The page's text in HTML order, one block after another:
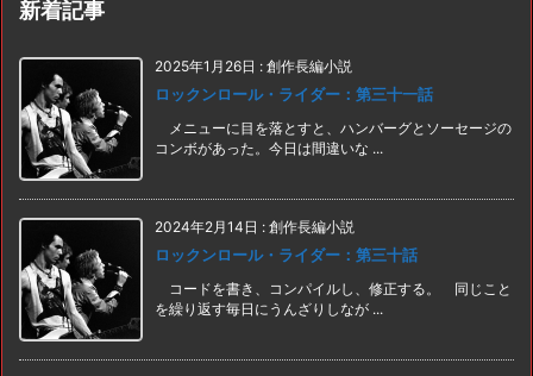
新着記事
2025年1月26日 : 創作長編小説
ロックンロール・ライダー：第三十一話
メニューに目を落とすと、ハンバーグとソーセージの
コンボがあった。今日は間違いな ...
2024年2月14日 : 創作長編小説
ロックンロール・ライダー：第三十話
コードを書き、コンパイルし、修正する。 同じこと
を繰り返す毎日にうんざりしなが ...